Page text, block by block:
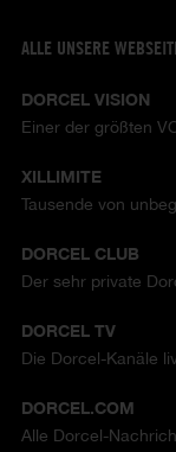
ALLE UNSERE
DORCEL VISION
Einer der größten
XILLIMITE
Tausende von
DORCEL CLUB
Der sehr private
DORCEL TV
Die Dorcel-Kanäle
DORCEL.COM
Alle Dorcel-